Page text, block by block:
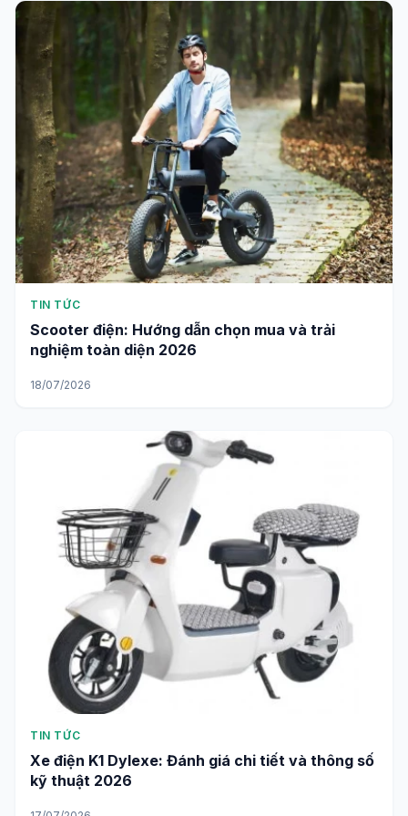
TIN TỨC
Scooter điện: Hướng dẫn chọn mua và trải
nghiệm toàn diện 2026
18/07/2026
TIN TỨC
Xe điện K1 Dylexe: Đánh giá chi tiết và thông số
kỹ thuật 2026